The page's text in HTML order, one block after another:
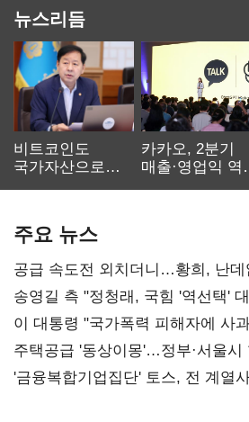
뉴스리듬
비트코인도
국가자산으로…'
카카오, 2분기
매출·영업익 역
주요 뉴스
공급 속도전 외치더니…황희, 난데
리모델링' 제안
송영길 측 "정청래, 국힘 '역선택'
총선 지휘 못해"
이 대통령 "국가폭력 피해자에 사
진실 밝혀야"
주택공급 '동상이몽'…정부·서울시
'금융복합기업집단' 토스, 전 계열